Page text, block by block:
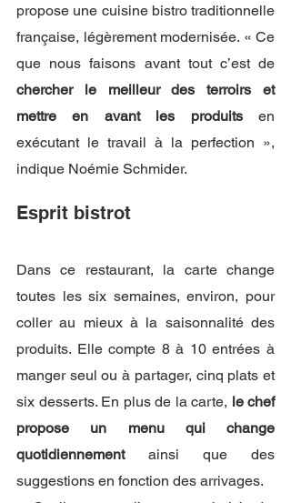
propose une cuisine bistro traditionnelle
française, légèrement modernisée. « Ce
chercher le meilleur des terroirs et
mettre en avant les produits en
exécutant le travail à la perfection »,
indique Noémie Schmider.
Esprit bistrot
Dans ce restaurant, la carte change
toutes les six semaines, environ, pour
coller au mieux à la saisonnalité des
produits. Elle compte 8 à 10 entrées à
manger seul ou à partager, cinq plats et
six desserts. En plus de la carte, le chef
propose un menu qui change
quotidiennement ainsi que des
suggestions en fonction des arrivages.